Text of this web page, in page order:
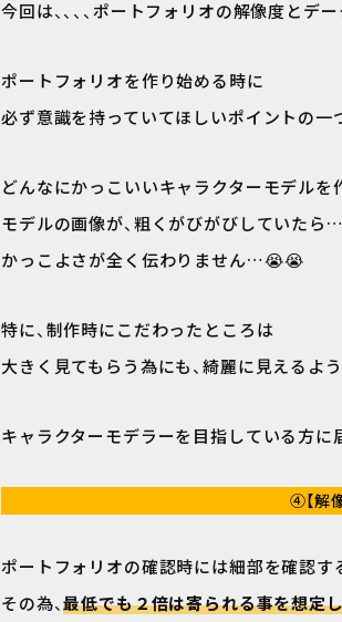
今回は、、、、ポートフォリオの解像度とデ
ポートフォリオを作り始める時に
必ず意識を持っていてほしいポイントの一
どんなにかっこいいキャラクターモデルを
モデルの画像が、粗くがびがびしていたら…
かっこよさが全く伝わりません…😭😭
特に、制作時にこだわったところは
大きく見てもらう為にも、綺麗に見えるよ
キャラクターモデラーを目指している方に
④【解
ポートフォリオの確認時には細部を確認す
その為、最低でも２倍は寄られる事を想定